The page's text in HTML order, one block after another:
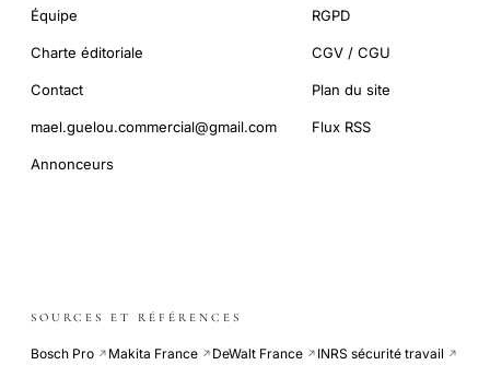
Équipe
Charte éditoriale
Contact
mael.guelou.commercial@gmail.com
Annonceurs
RGPD
CGV / CGU
Plan du site
Flux RSS
SOURCES ET RÉFÉRENCES
Bosch Pro ↗ Makita France ↗ DeWalt France ↗ INRS sécurité travail ↗